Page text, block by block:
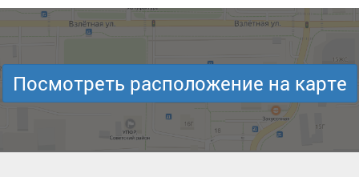
Посмотреть расположение на карте